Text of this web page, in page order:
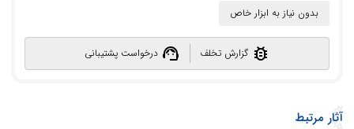
بدون نیاز به ابزار خاص
bug_report گزارش تخلف support_agent درخواست پشتیبانی
آثار مرتبط